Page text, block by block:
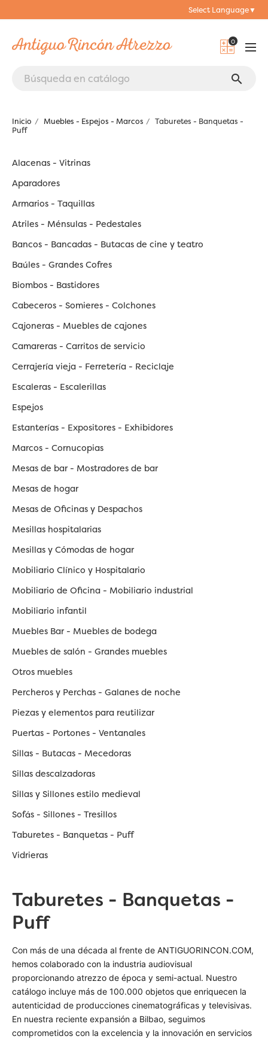
Select Language▼
0
search
Inicio Muebles - Espejos - Marcos
Taburetes - Banquetas -
Puff
Alacenas - Vitrinas
Aparadores
Armarios - Taquillas
Atriles - Ménsulas - Pedestales
Bancos - Bancadas - Butacas de cine y teatro
Baúles - Grandes Cofres
Biombos - Bastidores
Cabeceros - Somieres - Colchones
Cajoneras - Muebles de cajones
Camareras - Carritos de servicio
Cerrajería vieja - Ferretería - Reciclaje
Escaleras - Escalerillas
Espejos
Estanterías - Expositores - Exhibidores
Marcos - Cornucopias
Mesas de bar - Mostradores de bar
Mesas de hogar
Mesas de Oficinas y Despachos
Mesillas hospitalarias
Mesillas y Cómodas de hogar
Mobiliario Clínico y Hospitalario
Mobiliario de Oficina - Mobiliario industrial
Mobiliario infantil
Muebles Bar - Muebles de bodega
Muebles de salón - Grandes muebles
Otros muebles
Percheros y Perchas - Galanes de noche
Piezas y elementos para reutilizar
Puertas - Portones - Ventanales
Sillas - Butacas - Mecedoras
Sillas descalzadoras
Sillas y Sillones estilo medieval
Sofás - Sillones - Tresillos
Taburetes - Banquetas - Puff
Vidrieras
Taburetes - Banquetas -
Puff
Con más de una década al frente de ANTIGUORINCON.COM,
hemos colaborado con la industria audiovisual
proporcionando atrezzo de época y semi-actual. Nuestro
catálogo incluye más de 100.000 objetos que enriquecen la
autenticidad de producciones cinematográficas y televisivas.
En nuestra reciente expansión a Bilbao, seguimos
comprometidos con la excelencia y la innovación en servicios